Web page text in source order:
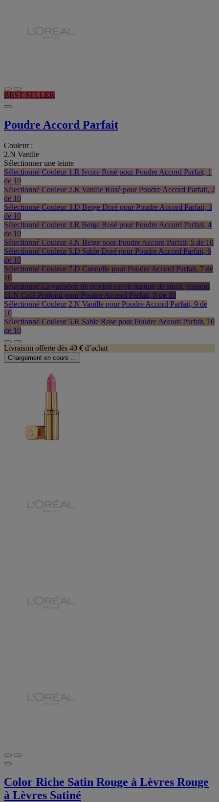
BEST-SELLER
Poudre Accord Parfait
Couleur :
2.N Vanille
Sélectionner une teinte
Sélectionné Couleur 1.R Ivoire Rosé pour Poudre Accord Parfait, 1
de 10
Sélectionné Couleur 2.R Vanille Rosé pour Poudre Accord Parfait, 2
de 10
Sélectionné Couleur 3.D Beige Doré pour Poudre Accord Parfait, 3
de 10
Sélectionné Couleur 3.R Beige Rosé pour Poudre Accord Parfait, 4
de 10
Sélectionné Couleur 4.N Beige pour Poudre Accord Parfait, 5 de 10
Sélectionné Couleur 5.D Sable Doré pour Poudre Accord Parfait, 6
de 10
Sélectionné Couleur 7.D Cannelle pour Poudre Accord Parfait, 7 de
10
Sélectionné La variation de produit est en rupture de stock, couleur
11.N Café Profond pour Poudre Accord Parfait, 8 de 10
Sélectionné Couleur 2.N Vanille pour Poudre Accord Parfait, 9 de
10
Sélectionné Couleur 5.R Sable Rose pour Poudre Accord Parfait, 10
de 10
Livraison offerte dès 40 € d’achat
Chargement en cours ...
Color Riche Satin Rouge à Lèvres Rouge
à Lèvres Satiné